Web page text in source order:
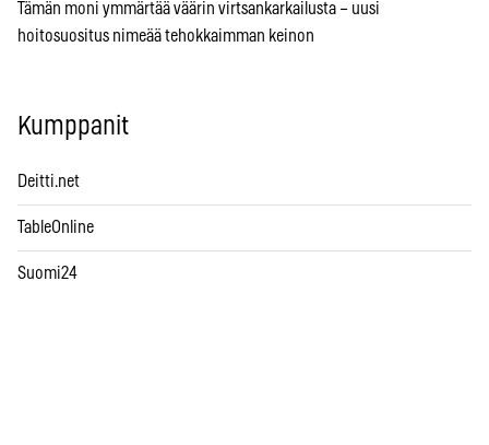
Tämän moni ymmärtää väärin virtsankarkailusta – uusi
hoitosuositus nimeää tehokkaimman keinon
Kumppanit
Deitti.net
TableOnline
Suomi24